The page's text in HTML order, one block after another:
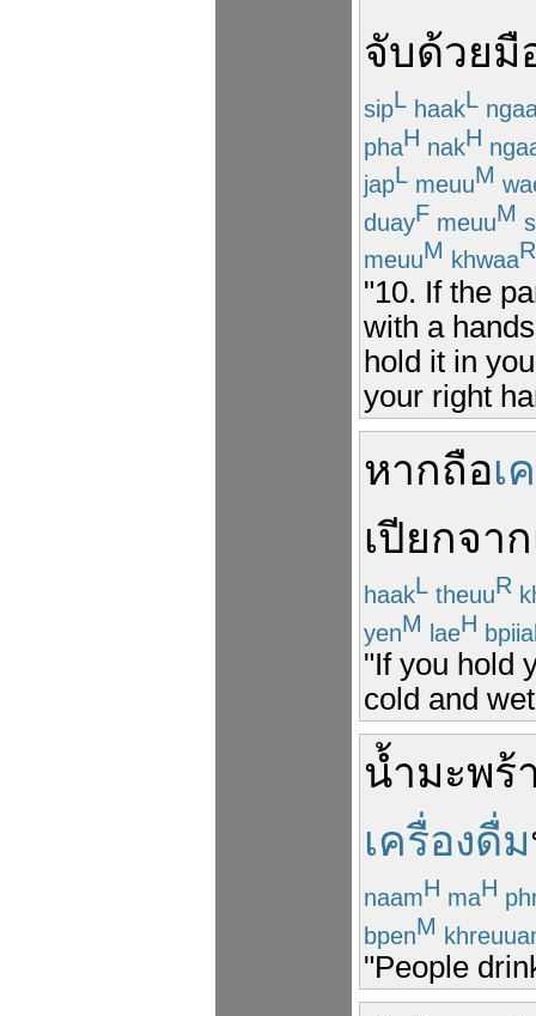
จับด้วยมื
sipL haakL
phaH nakH
japL meuuM
duayF meuuM
meuuM khwaaR
"10. If the
with a
hold it in
your right
หากถือเ
เปียกจาก
haakL theuuR
yenM laeH
"If you hold
cold and
น้ำมะพร้
เครื่องดื่ม
naamH maH
bpenM
"People